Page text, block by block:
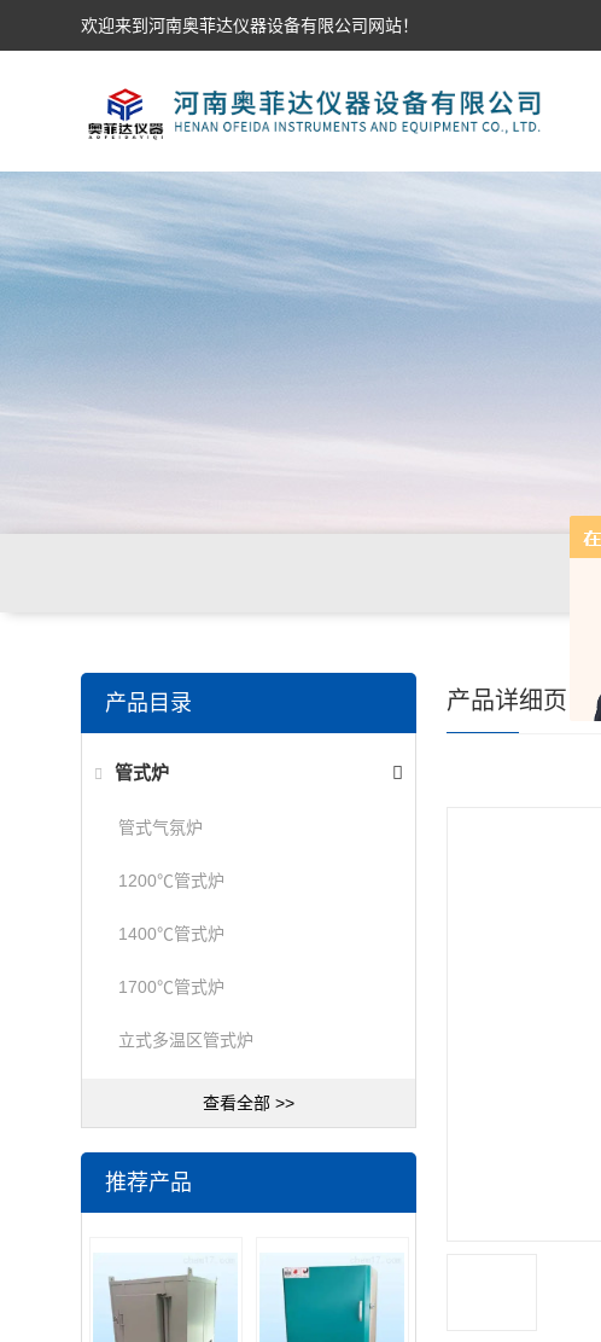
欢迎来到河南奥菲达仪器设备有限公司网站！
产品详细页
产品目录
管式炉
管式气氛炉
1200℃管式炉
1400℃管式炉
1700℃管式炉
立式多温区管式炉
查看全部 >>
推荐产品